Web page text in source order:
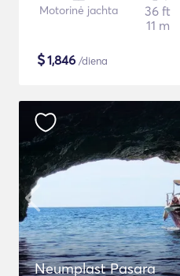
Motorinė jachta
36 ft
11 m
$1,846 /diena
Neumplast Pasara